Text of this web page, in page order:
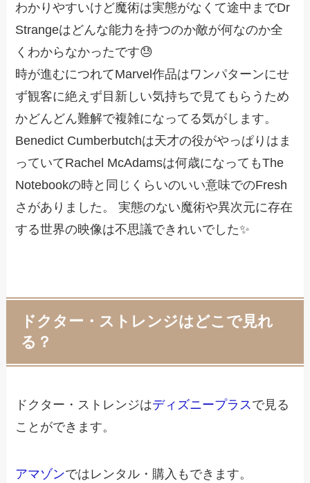
わかりやすいけど魔術は実態がなくて途中までDr
Strangeはどんな能力を持つのか敵が何なのか全
くわからなかったです😓
時が進むにつれてMarvel作品はワンパターンにせ
ず観客に絶えず目新しい気持ちで見てもらうため
かどんどん難解で複雑になってる気がします。
Benedict Cumberbutchは天才の役がやっぱりはま
っていてRachel McAdamsは何歳になってもThe
Notebookの時と同じくらいのいい意味でのFresh
さがありました。 実態のない魔術や異次元に存在
する世界の映像は不思議できれいでした✨
ドクター・ストレンジはどこで見れ
る？
ドクター・ストレンジはディズニープラスで見る
ことができます。
アマゾンではレンタル・購入もできます。